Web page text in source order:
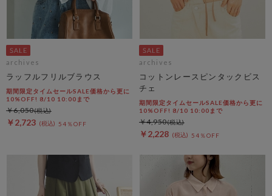
archives
ラッフルフリルブラウス
期間限定タイムセールSALE価格から更に
10%OFF! 8/10 10:00まで
￥2,723 54％OFF
￥6,050
archives
コットンレースピンタックビス
チェ
期間限定タイムセールSALE価格から更に
10%OFF! 8/10 10:00まで
￥2,228 54％OFF
￥4,950